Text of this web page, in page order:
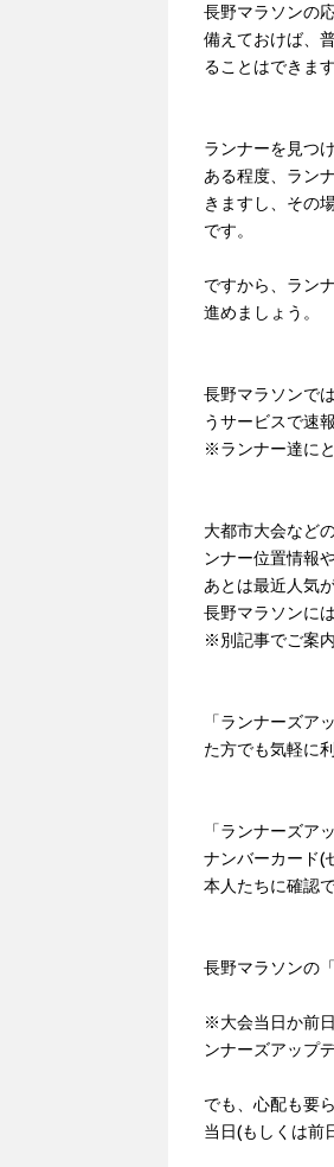
長野マラソンの
備えておけば、
ることはできます
ランナーを見つ
ある程度、ラン
きますし、その
です。
ですから、ラン
進めましょう。
長野マラソンで
うサービスで速
※ランナー達に
大都市大会など
ンナー位置情報
あとは最近人気
長野マラソンに
※別記事でご案内
「ランナーズア
た方でも気軽に
「ランナーズア
ナンバーカード(
本人たちに確認
長野マラソンの
※大会当日か前
ンナーズアップ
でも、心配も要
当日(もしくは前